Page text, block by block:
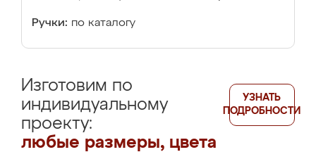
Ручки: по каталогу
Изготовим по
индивидуальному
проекту:
любые размеры, цвета
УЗНАТЬ
ПОДРОБНОСТИ